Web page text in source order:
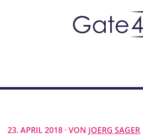
TECHNOLOGIEN
ÜBER UNS
23. APRIL 2018 · VON JOERG SAGER